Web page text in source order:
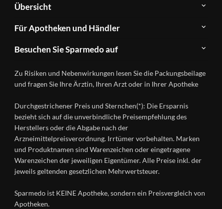
Sparmedo
FAQ
Kontakt
Datenschutz
Nutzungsbedingungen
Übersicht
Herstellerverzeichnis
Produkte
A-
Ratgeber
Wirkstoffe
Gesundheitsmagazin
Für Apotheken und Händler
&
Händlerlogin
Besuchen Sie Sparmedo auf
Instagram
Zu Risiken und Nebenwirkungen lesen Sie die Packungsbeilage
und fragen Sie Ihre Ärztin, Ihren Arzt oder in Ihrer Apotheke
Durchgestrichener Preis und Sternchen(*): Die Ersparnis
bezieht sich auf die unverbindliche Preisempfehlung des
Herstellers oder die Abgabe nach der
Arzneimittelpreisverordnung. Irrtümer vorbehalten. Marken
und Produktnamen sind Warenzeichen oder eingetragene
Warenzeichen der jeweiligen Eigentümer. Alle Preise inkl. der
jeweils geltenden gesetzlichen Mehrwertsteuer.
Sparmedo ist KEINE Apotheke, sondern ein Preisvergleich von
Apotheken.